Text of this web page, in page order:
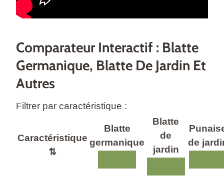
Comparateur Interactif : Blatte
Germanique, Blatte De Jardin Et
Autres
Filtrer par caractéristique :
Caractéristique
⇅
Blatte
germanique
Blatte
de
jardin
de